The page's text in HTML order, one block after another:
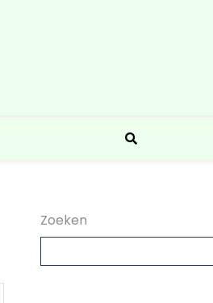
Zoeken